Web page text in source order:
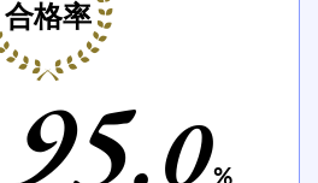
合格率
95.0%